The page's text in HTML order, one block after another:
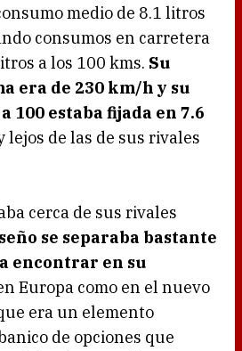
medio de 8.1 litros
consumos en carretera
a los 100 kms. Su
era de 230 km/h y su
100 estaba fijada en 7.6
lejos de las de sus rivales
cerca de sus rivales
se separaba bastante
encontrar en su
Europa como en el nuevo
era un elemento
de opciones que